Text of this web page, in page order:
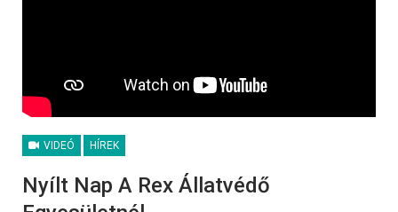
VIDEÓ HÍREK
Nyílt Nap A Rex Állatvédő